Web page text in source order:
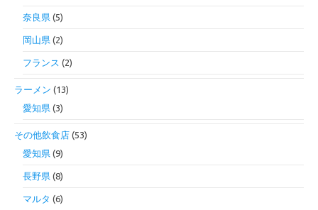
奈良県 (5)
岡山県 (2)
フランス (2)
ラーメン (13)
愛知県 (3)
その他飲食店 (53)
愛知県 (9)
長野県 (8)
マルタ (6)